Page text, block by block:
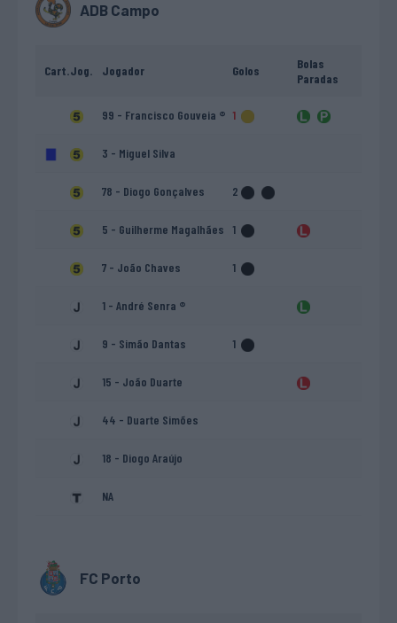
ADB Campo
Cart.Jog. Jogador Golos
Bolas
Paradas
99 - Francisco Gouveia ® 1
3 - Miguel Silva
78 - Diogo Gonçalves 2
5 - Guilherme Magalhães 1
7 - João Chaves 1
1 - André Senra ®
9 - Simão Dantas 1
15 - João Duarte
44 - Duarte Simões
18 - Diogo Araújo
NA
FC Porto